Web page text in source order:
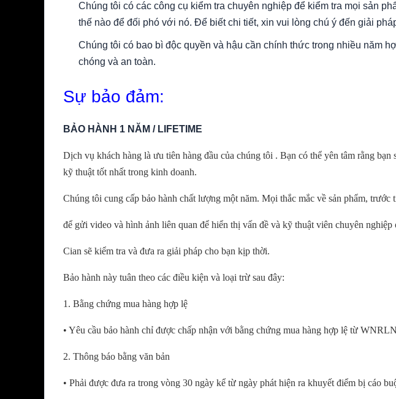
Chúng tôi có các công cụ kiểm tra chuyên nghiệp để kiểm tra mọi sản
thế nào để đối phó với nó. Để biết chi tiết, xin vui lòng chú ý đến giải
Chúng tôi có bao bì độc quyền và hậu cần chính thức trong nhiều năm
chóng và an toàn.
Sự bảo đảm:
BẢO HÀNH 1 NĂM / LIFETIME
Dịch vụ khách hàng là ưu tiên hàng đầu của chúng tôi . Bạn có thể yên tâm rằng
kỹ thuật tốt nhất trong kinh doanh.
Chúng tôi cung cấp bảo hành chất lượng một năm. Mọi thắc mắc về sản phẩm, trước
để gửi video và hình ảnh liên quan để hiển thị vấn đề và kỹ thuật viên chuyên nghiệp
Cian sẽ kiểm tra và đưa ra giải pháp cho bạn kịp thời.
Bảo hành này tuân theo các điều kiện và loại trừ sau đây:
1. Bằng chứng mua hàng hợp lệ
• Yêu cầu bảo hành chỉ được chấp nhận với bằng chứng mua hàng hợp lệ từ WNRLN
2. Thông báo bằng văn bản
• Phải được đưa ra trong vòng 30 ngày kể từ ngày phát hiện ra khuyết điểm bị cáo